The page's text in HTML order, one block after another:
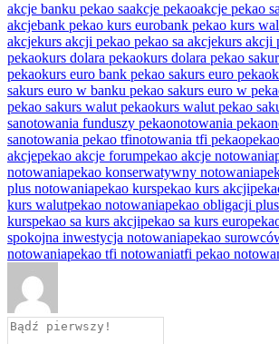
akcje banku pekao saakcje pekaoakcje pekao
akcjebank pekao kurs eurobank pekao kurs
akcjekurs akcji pekao pekao sa akcjekurs akcji
pekaokurs dolara pekaokurs dolara pekao sa
pekaokurs euro bank pekao sakurs euro pekao
sakurs euro w banku pekao sakurs euro w
pekao sakurs walut pekaokurs walut pekao sa
sanotowania funduszy pekaonotowania pekao
sanotowania pekao tfinotowania tfi pekao
akcjepekao akcje forumpekao akcje notowania
notowaniapekao konserwatywny notowania
plus notowaniapekao kurspekao kurs akcji
kurs walutpekao notowaniapekao obligacji
kurspekao sa kurs akcjipekao sa kurs euro
spokojna inwestycja notowaniapekao
notowaniapekao tfi notowaniatfi pekao